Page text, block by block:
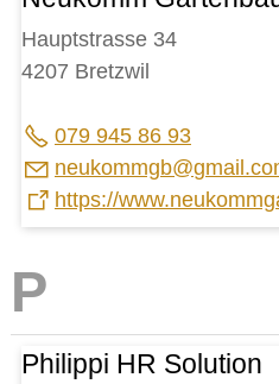
Hauptstrasse 34
4207 Bretzwil
079 945 86 93
n
k mmgb gm l c
https://
Philippi HR Solution